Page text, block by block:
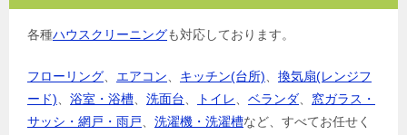
各種ハウスクリーニングも対応しております。
フローリング エアコン キッチン(台所)
換気扇(レンジフ
ード)
浴室・浴槽 洗面台 トイレ ベランダ
窓ガラス・
サッシ・網戸・雨戸
洗濯機・洗濯槽など、すべてお任せく